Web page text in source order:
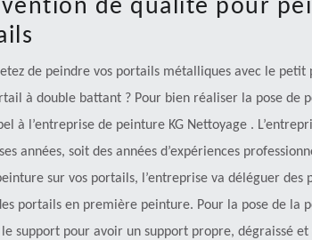
de qualité pour
de peindre vos portails métalliques avec le
à double battant ? Pour bien réaliser la pose de
à l’entreprise de peinture KG Nettoyage .
années, soit des années d’expériences
sur vos portails, l’entreprise va déléguer
portails en première peinture. Pour la pose de la
support pour avoir un support propre, dégraissé et